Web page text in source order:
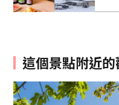
這個景點附近